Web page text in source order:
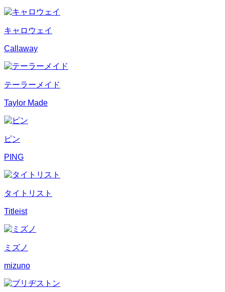
キャロウェイ
Callaway
テーラーメイド
Taylor Made
ピン
PING
タイトリスト
Titleist
ミズノ
mizuno